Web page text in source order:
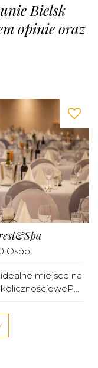
Bielsk
opinie oraz
Osób
miejsce na